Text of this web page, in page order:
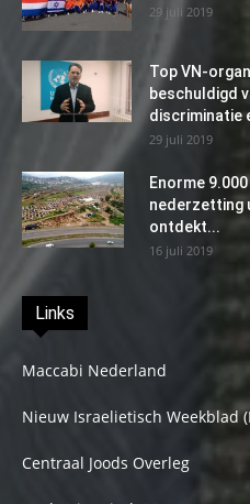
29 juli 2019
Top VN-
beschuldigd
discriminatie
29 juli 2019
Enorme
nederzetting
ontdekt...
16 juli 2019
Links
Maccabi Nederland
Nieuw Israelietisch Weekblad
Centraal Joods Overleg